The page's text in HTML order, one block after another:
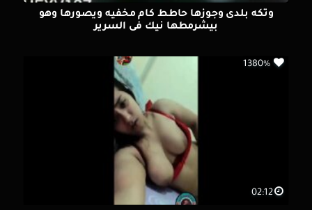
وتكه بلدى وجوزها حاطط كام مخفيه ويصورها وهو
بيشرمطها نيك فى السرير
02:12
1380%